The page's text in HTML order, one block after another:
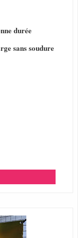
durée
sans soudure